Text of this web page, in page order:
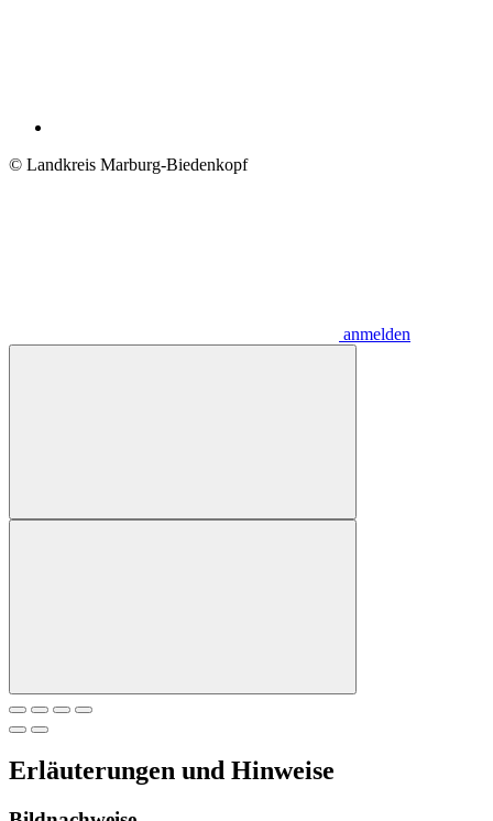
© Landkreis Marburg-Biedenkopf
anmelden
Erläuterungen und Hinweise